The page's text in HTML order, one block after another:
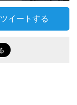
ツイートする